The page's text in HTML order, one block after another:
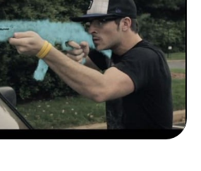
FOOD
BONS PLANS
SOUTENEZ KULTT